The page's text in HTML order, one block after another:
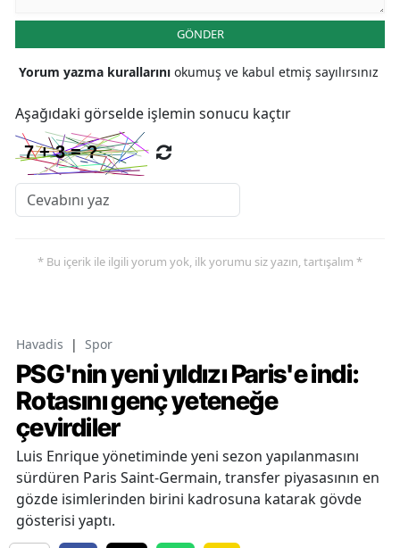
GÖNDER
Yorum yazma kurallarını okumuş ve kabul etmiş sayılırsınız
Aşağıdaki görselde işlemin sonucu kaçtır
* Bu içerik ile ilgili yorum yok, ilk yorumu siz yazın, tartışalım *
Havadis | Spor
PSG'nin yeni yıldızı Paris'e indi:
Rotasını genç yeteneğe
çevirdiler
Luis Enrique yönetiminde yeni sezon yapılanmasını
sürdüren Paris Saint-Germain, transfer piyasasının en
gözde isimlerinden birini kadrosuna katarak gövde
gösterisi yaptı.